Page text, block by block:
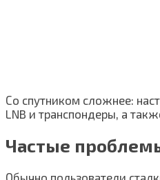
Со спутником сложнее:
LNB и транспондеры, а
Частые
Обычно пользователи